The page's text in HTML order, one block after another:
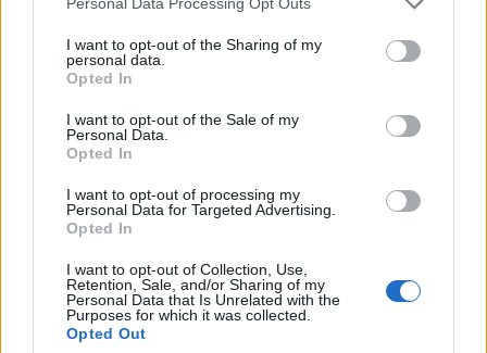
not limited to your visit or usage behaviour. You may click to
grant or deny consent to Google and its third-party tags to
use your data for below specified purposes in below Google
consent section.
I want to opt-out of the Sharing of my
personal data.
Opted In
I want to opt-out of the Sale of my
Personal Data.
Opted In
I want to opt-out of processing my
Personal Data for Targeted Advertising.
Opted In
I want to opt-out of Collection, Use,
Retention, Sale, and/or Sharing of my
Personal Data that Is Unrelated with the
Purposes for which it was collected.
Opted Out
सिओफ्रा एक्वेडक्टको नीलो बत्ती भएको भग्नावशेषमा दुई भ्यालेन्ट
शैलीको फ्यान आर्ट।.
थप जानकारी र उच्च रिजोल्युसनका लागि छविमा क्लिक वा ट्याप
गर्नुहोस्।